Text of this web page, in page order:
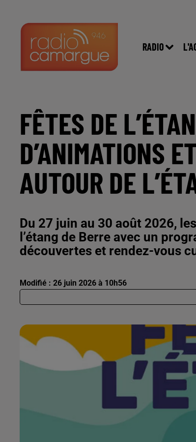
RADIO
FÊTES DE
D’ANIMATIONS
AUTOUR DE
Du 27 juin au 30 août 2026,
l’étang de Berre avec un
découvertes et rendez-vous
Modifié : 26 juin 2026 à 10h56